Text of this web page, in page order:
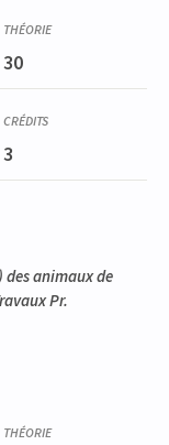
30
3
des animaux de
Pr.